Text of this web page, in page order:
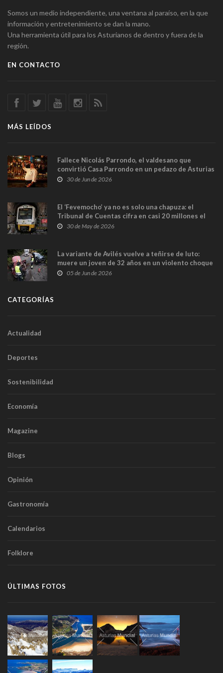
Somos un medio independiente, una ventana al paraíso, en la que
información y entretenimiento se dan la mano.
Una herramienta útil para los Asturianos de dentro y fuera de la
región.
EN CONTACTO
MÁS LEÍDOS
Fallece Nicolás Parrondo, el valdesano que
convirtió Casa Parrondo en un pedazo de Asturias
en Madrid
30 de Jun de 2026
El ‘Fevemocho’ ya no es solo una chapuza: el
Tribunal de Cuentas cifra en casi 20 millones el
sobrecoste de los trenes que no cabían por los
30 de May de 2026
La variante de Avilés vuelve a teñirse de luto:
muere un joven de 32 años en un violento choque
frontal
05 de Jun de 2026
CATEGORÍAS
Actualidad
Deportes
Sostenibilidad
Economía
Magazine
Blogs
Opinión
Gastronomía
Calendarios
Folklore
ÚLTIMAS FOTOS